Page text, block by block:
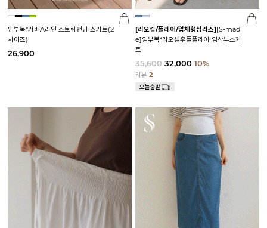
임부복*커버A라인 스트링밴딩 스커트(2
사이즈)
26,900
[리오셀/플레어/입체형심리스][S-mad
e]임부복*리오셀후들플레어 임산부스커
트
35,600 32,000 10%
리뷰 2